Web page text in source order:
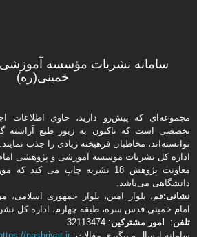
سامانه نشریات مؤسسه
خمینی(ره)
مجموعه‌ای که پیش‌رو دارید،‌ حاوی
تخصصی است که تاکنون به زیور طبع
توانسته‌اند، مخاطبان فرهیخته‌ زیادی را جذب نمایند.
اداره كل نشریات موسسه آموزشی و پژوهشی
معاونت پژوهش 18 نشریه چاپ می
دانشگاهی می‌باشد.
نشانی:قم، بلوار امین، بلوار جمهوری
امام خمینی قدس سره، طبقه چهارم، اداره كل
تلفن: امور مشتركین: 32113474